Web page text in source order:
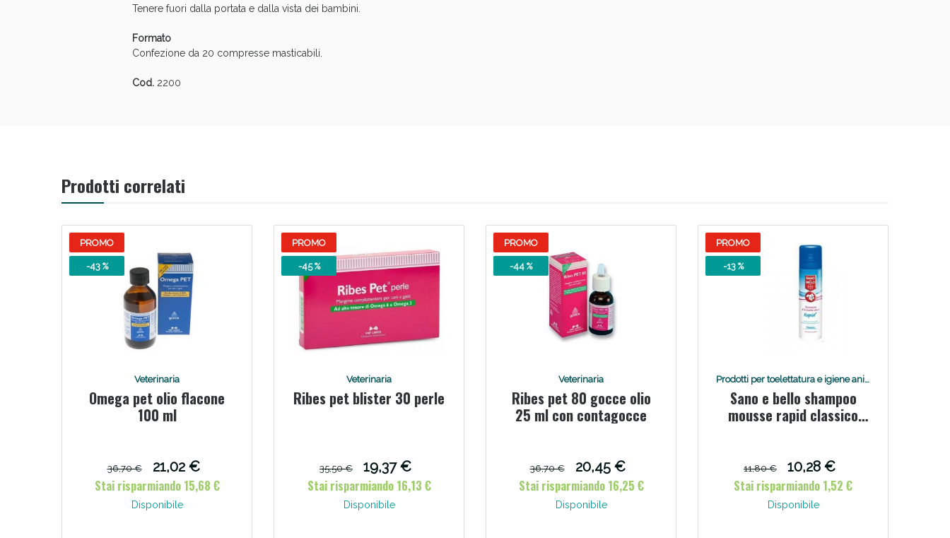
Tenere fuori dalla portata e dalla vista dei bambini.
Formato
Confezione da 20 compresse masticabili.
Cod. 2200
Prodotti correlati
PROMO
-43 %
Veterinaria
Omega pet olio flacone
100 ml
36,70 €
21,02 €
Stai risparmiando 15,68 €
Disponibile
PROMO
-45 %
Veterinaria
Ribes pet blister 30 perle
35,50 €
19,37 €
Stai risparmiando 16,13 €
Disponibile
PROMO
-44 %
Veterinaria
Ribes pet 80 gocce olio
25 ml con contagocce
36,70 €
20,45 €
Stai risparmiando 16,25 €
Disponibile
PROMO
-13 %
Prodotti per toelettatura e igiene animali
Sano e bello shampoo
mousse rapid classico
11,80 €
10,28 €
Stai risparmiando 1,52 €
Disponibile